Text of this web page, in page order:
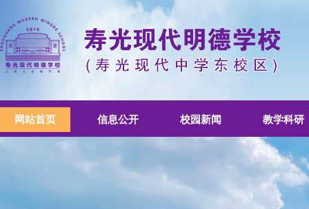
网站首页 信息公开 校园新闻 教学科研